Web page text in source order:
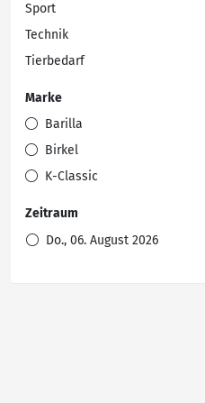
Sport
Technik
Tierbedarf
Marke
Barilla
Birkel
K-Classic
Zeitraum
Do., 06. August 2026